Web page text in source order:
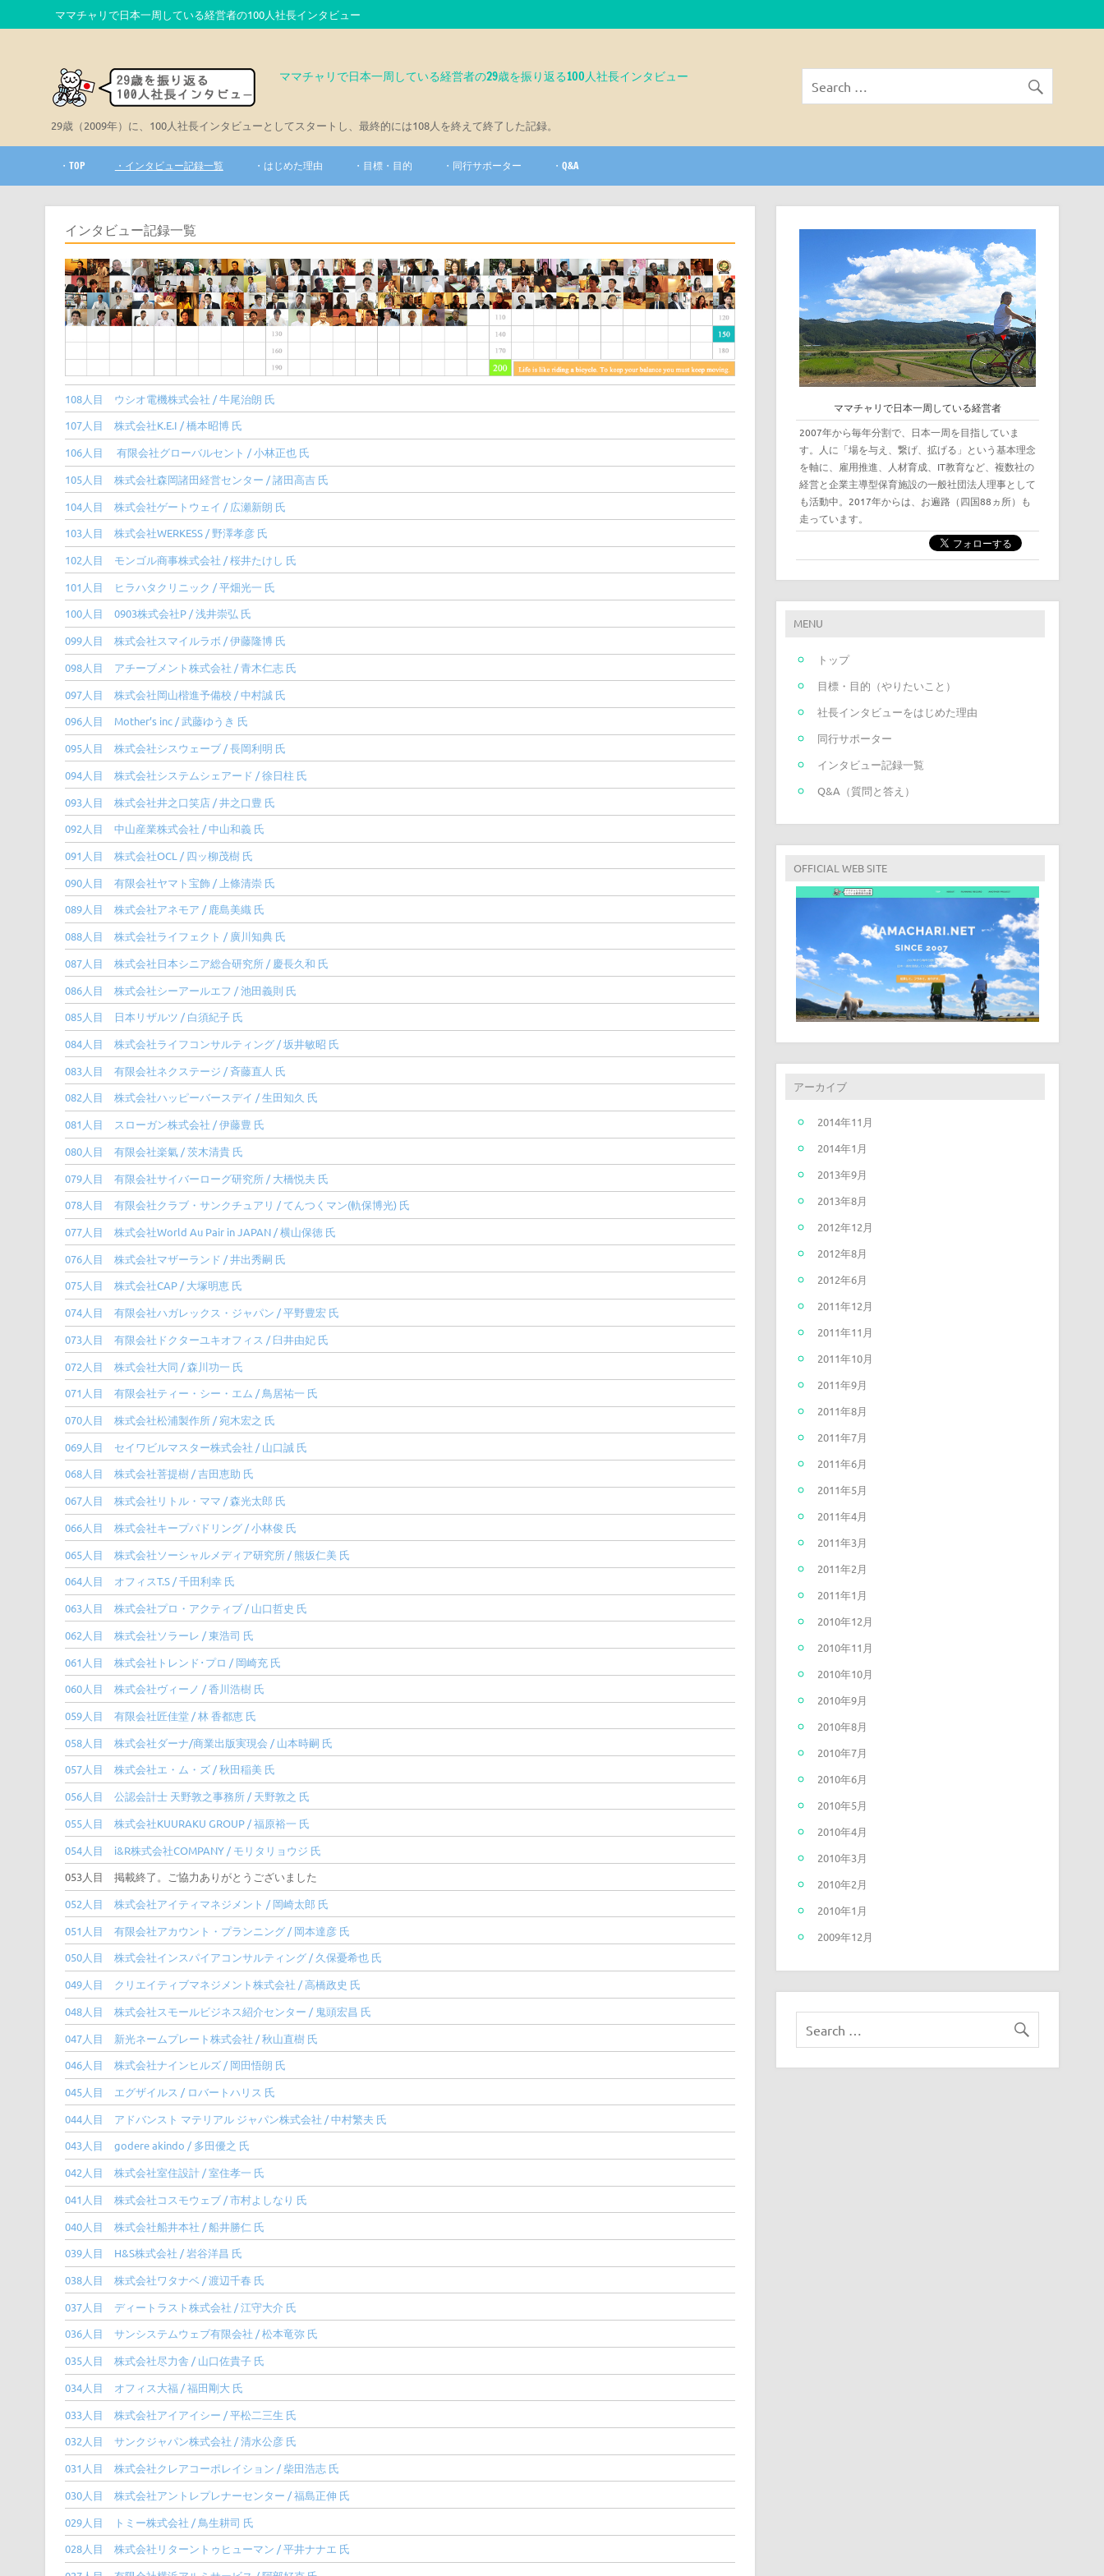
content
ママチャリで日本一周している経営者の100人社長インタビュー
ママチャリで日本一周している経営者の29歳を振り返る100人社長インタビュー
29歳（2009年）に、100人社長インタビューとしてスタートし、最終的には108人を終えて終了した記録。
・TOP ・インタビュー記録一覧 ・はじめた理由 ・目標・目的 ・同行サポーター ・Q&A
インタビュー記録一覧
108人目 ウシオ電機株式会社 / 牛尾治朗 氏
107人目 株式会社K.E.I / 橋本昭博 氏
106人目 有限会社グローバルセント / 小林正也 氏
105人目 株式会社森岡諸田経営センター / 諸田高吉 氏
104人目 株式会社ゲートウェイ / 広瀬新朗 氏
103人目 株式会社WERKESS / 野澤孝彦 氏
102人目 モンゴル商事株式会社 / 桜井たけし 氏
101人目 ヒラハタクリニック / 平畑光一 氏
100人目 0903株式会社P / 浅井崇弘 氏
099人目 株式会社スマイルラボ / 伊藤隆博 氏
098人目 アチーブメント株式会社 / 青木仁志 氏
097人目 株式会社岡山楷進予備校 / 中村誠 氏
096人目 Mother’s inc / 武藤ゆうき 氏
095人目 株式会社シスウェーブ / 長岡利明 氏
094人目 株式会社システムシェアード / 徐日柱 氏
093人目 株式会社井之口笑店 / 井之口豊 氏
092人目 中山産業株式会社 / 中山和義 氏
091人目 株式会社OCL / 四ッ柳茂樹 氏
090人目 有限会社ヤマト宝飾 / 上條清崇 氏
089人目 株式会社アネモア / 鹿島美織 氏
088人目 株式会社ライフェクト / 廣川知典 氏
087人目 株式会社日本シニア総合研究所 / 慶長久和 氏
086人目 株式会社シーアールエフ / 池田義則 氏
085人目 日本リザルツ / 白須紀子 氏
084人目 株式会社ライフコンサルティング / 坂井敏昭 氏
083人目 有限会社ネクステージ / 斉藤直人 氏
082人目 株式会社ハッピーバースデイ / 生田知久 氏
081人目 スローガン株式会社 / 伊藤豊 氏
080人目 有限会社楽氣 / 茨木清貴 氏
079人目 有限会社サイバーローグ研究所 / 大橋悦夫 氏
078人目 有限会社クラブ・サンクチュアリ / てんつくマン(軌保博光) 氏
077人目 株式会社World Au Pair in JAPAN / 横山保徳 氏
076人目 株式会社マザーランド / 井出秀嗣 氏
075人目 株式会社CAP / 大塚明恵 氏
074人目 有限会社ハガレックス・ジャパン / 平野豊宏 氏
073人目 有限会社ドクターユキオフィス / 臼井由妃 氏
072人目 株式会社大同 / 森川功一 氏
071人目 有限会社ティー・シー・エム / 鳥居祐一 氏
070人目 株式会社松浦製作所 / 宛木宏之 氏
069人目 セイワビルマスター株式会社 / 山口誠 氏
068人目 株式会社菩提樹 / 吉田恵助 氏
067人目 株式会社リトル・ママ / 森光太郎 氏
066人目 株式会社キープパドリング / 小林俊 氏
065人目 株式会社ソーシャルメディア研究所 / 熊坂仁美 氏
064人目 オフィスT.S / 千田利幸 氏
063人目 株式会社プロ・アクティブ / 山口哲史 氏
062人目 株式会社ソラーレ / 東浩司 氏
061人目 株式会社トレンド･プロ / 岡崎充 氏
060人目 株式会社ヴィーノ / 香川浩樹 氏
059人目 有限会社匠佳堂 / 林 香都恵 氏
058人目 株式会社ダーナ/商業出版実現会 / 山本時嗣 氏
057人目 株式会社エ・ム・ズ / 秋田稲美 氏
056人目 公認会計士 天野敦之事務所 / 天野敦之 氏
055人目 株式会社KUURAKU GROUP / 福原裕一 氏
054人目 i&R株式会社COMPANY / モリタリョウジ 氏
053人目 掲載終了。ご協力ありがとうございました
052人目 株式会社アイティマネジメント / 岡崎太郎 氏
051人目 有限会社アカウント・プランニング / 岡本達彦 氏
050人目 株式会社インスパイアコンサルティング / 久保憂希也 氏
049人目 クリエイティブマネジメント株式会社 / 高橋政史 氏
048人目 株式会社スモールビジネス紹介センター / 鬼頭宏昌 氏
047人目 新光ネームプレート株式会社 / 秋山直樹 氏
046人目 株式会社ナインヒルズ / 岡田悟朗 氏
045人目 エグザイルス / ロバートハリス 氏
044人目 アドバンスト マテリアル ジャパン株式会社 / 中村繁夫 氏
043人目 godere akindo / 多田優之 氏
042人目 株式会社室住設計 / 室住孝一 氏
041人目 株式会社コスモウェブ / 市村よしなり 氏
040人目 株式会社船井本社 / 船井勝仁 氏
039人目 H&S株式会社 / 岩谷洋昌 氏
038人目 株式会社ワタナベ / 渡辺千春 氏
037人目 ディートラスト株式会社 / 江守大介 氏
036人目 サンシステムウェブ有限会社 / 松本竜弥 氏
035人目 株式会社尽力舎 / 山口佐貴子 氏
034人目 オフィス大福 / 福田剛大 氏
033人目 株式会社アイアイシー / 平松二三生 氏
032人目 サンクジャパン株式会社 / 清水公彦 氏
031人目 株式会社クレアコーポレイション / 柴田浩志 氏
030人目 株式会社アントレプレナーセンター / 福島正伸 氏
029人目 トミー株式会社 / 鳥生耕司 氏
028人目 株式会社リターントゥヒューマン / 平井ナナエ 氏
ママチャリで日本一周している経営者
2007年から毎年分割で、日本一周を目指していま
す。人に「場を与え、繋げ、拡げる」という基本理念
を軸に、雇用推進、人材育成、IT教育など、複数社の
経営と企業主導型保育施設の一般社団法人理事として
も活動中。2017年からは、お遍路（四国88ヵ所）も
走っています。
MENU
トップ
目標・目的（やりたいこと）
社長インタビューをはじめた理由
同行サポーター
インタビュー記録一覧
Q&A（質問と答え）
OFFICIAL WEB SITE
アーカイブ
2014年11月
2014年1月
2013年9月
2013年8月
2012年12月
2012年8月
2012年6月
2011年12月
2011年11月
2011年10月
2011年9月
2011年8月
2011年7月
2011年6月
2011年5月
2011年4月
2011年3月
2011年2月
2011年1月
2010年12月
2010年11月
2010年10月
2010年9月
2010年8月
2010年7月
2010年6月
2010年5月
2010年4月
2010年3月
2010年2月
2010年1月
2009年12月